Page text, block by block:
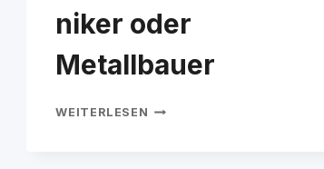
niker oder
Metallbauer
WEITERLESEN FEINWERKMECHATRONIKER